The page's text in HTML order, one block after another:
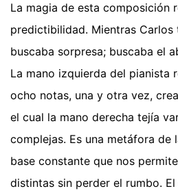
La magia de esta composición
predictibilidad. Mientras
buscaba sorpresa; buscaba el
La mano izquierda del pianista
ocho notas, una y otra vez,
el cual la mano derecha tejía
complejas. Es una metáfora de
base constante que nos
distintas sin perder el rumbo.